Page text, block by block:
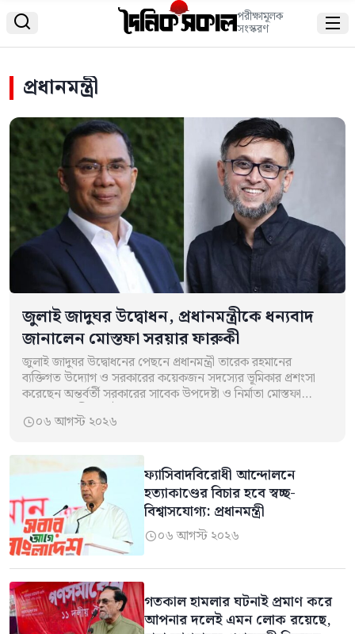
 পরীক্ষামূলক
সংস্করণ 
প্রধানমন্ত্রী
জুলাই জাদুঘর উদ্বোধন, প্রধানমন্ত্রীকে ধন্যবাদ
জানালেন মোস্তফা সরয়ার ফারুকী
জুলাই জাদুঘর উদ্বোধনের পেছনে প্রধানমন্ত্রী তারেক রহমানের
ব্যক্তিগত উদ্যোগ ও সরকারের কয়েকজন সদস্যের ভূমিকার প্রশংসা
করেছেন অন্তর্বর্তী সরকারের সাবেক উপদেষ্টা ও নির্মাতা মোস্তফা
সরয়ার ফারুকী। একই সঙ্গে জাদুঘরের ব্যবস্থাপনা ও…
০৬ আগস্ট ২০২৬
ফ্যাসিবাদবিরোধী আন্দোলনে
হত্যাকাণ্ডের বিচার হবে স্বচ্ছ-
বিশ্বাসযোগ্য: প্রধানমন্ত্রী
০৬ আগস্ট ২০২৬
গতকাল হামলার ঘটনাই প্রমাণ করে
আপনার দলেই এমন লোক রয়েছে,